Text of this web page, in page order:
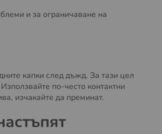
и за ограничаване на
капки след дъжд. За тази цел
по-често контактни
изчакайте да преминат.